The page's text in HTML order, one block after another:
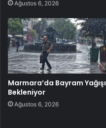
Ağustos 6, 2026
Marmara’da Bayram Yağışı
Bekleniyor
Ağustos 6, 2026